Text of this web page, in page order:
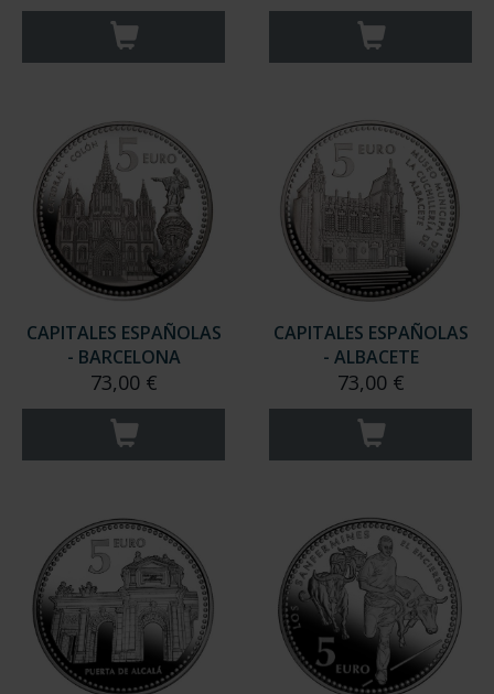
CAPITALES ESPAÑOLAS
- BARCELONA
73,00 €
CAPITALES ESPAÑOLAS
- ALBACETE
73,00 €